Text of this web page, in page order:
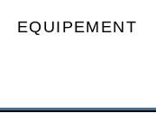
EQUIPEMENT